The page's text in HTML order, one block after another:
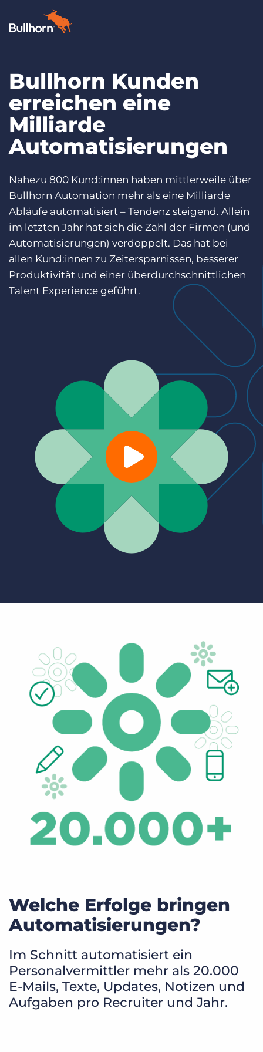
Produkte
Preise
Ressourcen
Marktplatz
Unternehmen
Demo anfragen
Bullhorn Kunden
erreichen eine
Milliarde
Automatisierungen
Nahezu 800 Kund:innen haben mittlerweile über
Bullhorn Automation mehr als eine Milliarde
Abläufe automatisiert – Tendenz steigend. Allein
im letzten Jahr hat sich die Zahl der Firmen (und
Automatisierungen) verdoppelt. Das hat bei
allen Kund:innen zu Zeitersparnissen, besserer
Produktivität und einer überdurchschnittlichen
Talent Experience geführt.
Welche Erfolge bringen
Automatisierungen?
Im Schnitt automatisiert ein
Personalvermittler mehr als 20.000
E-Mails, Texte, Updates, Notizen und
Aufgaben pro Recruiter und Jahr.